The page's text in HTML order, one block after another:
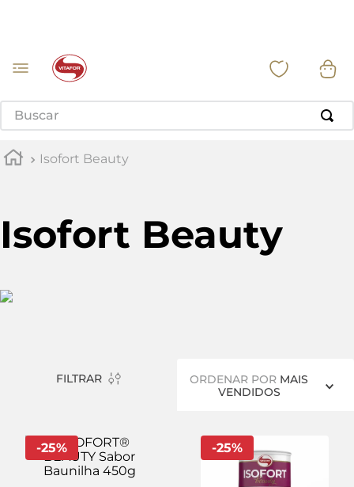
Buscar
Isofort Beauty
Isofort Beauty
FILTRAR ORDENAR POR MAIS
VENDIDOS
-25% -25%